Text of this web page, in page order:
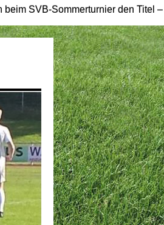
Sommerturnier den Titel – 3:0 im